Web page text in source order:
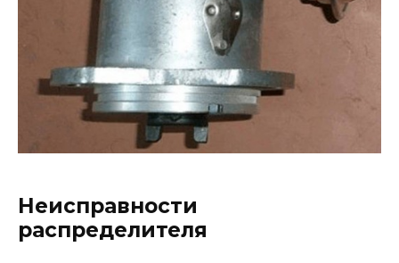
Неисправности
распределителя